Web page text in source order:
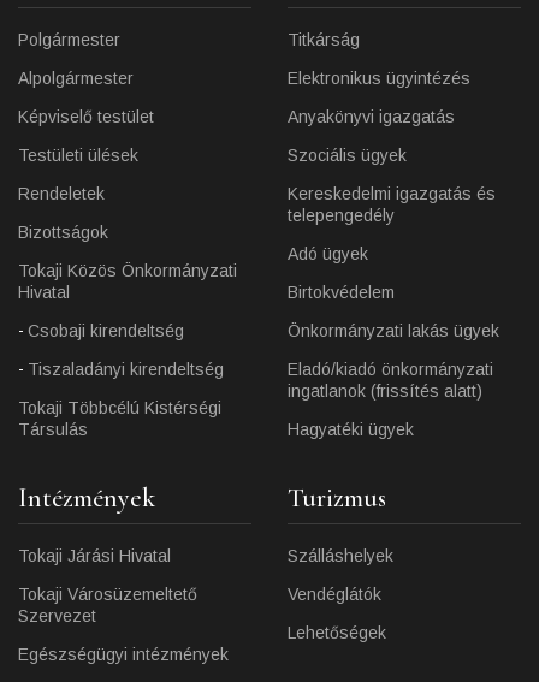
Polgármester
Alpolgármester
Képviselő testület
Testületi ülések
Rendeletek
Bizottságok
Tokaji Közös Önkormányzati
Hivatal
Csobaji kirendeltség
Tiszaladányi kirendeltség
Tokaji Többcélú Kistérségi
Társulás
Titkárság
Elektronikus ügyintézés
Anyakönyvi igazgatás
Szociális ügyek
Kereskedelmi igazgatás és
telepengedély
Adó ügyek
Birtokvédelem
Önkormányzati lakás ügyek
Eladó/kiadó önkormányzati
ingatlanok (frissítés alatt)
Hagyatéki ügyek
Intézmények
Tokaji Járási Hivatal
Tokaji Városüzemeltető
Szervezet
Egészségügyi intézmények
Turizmus
Szálláshelyek
Vendéglátók
Lehetőségek